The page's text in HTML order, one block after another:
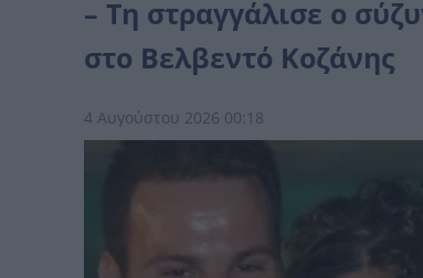
– Τη στραγγάλισε ο
στο Βελβεντό Κοζάνης
4 Αυγούστου 2026 00:18